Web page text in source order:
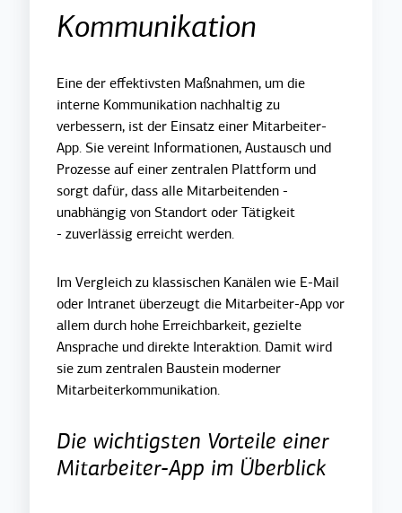
Kommunikation
Eine der effektivsten Maßnahmen, um die
interne Kommunikation nachhaltig zu
verbessern, ist der Einsatz einer Mitarbeiter-
App. Sie vereint Informationen, Austausch und
Prozesse auf einer zentralen Plattform und
sorgt dafür, dass alle Mitarbeitenden -
unabhängig von Standort oder Tätigkeit
- zuverlässig erreicht werden.
Im Vergleich zu klassischen Kanälen wie E-Mail
oder Intranet überzeugt die Mitarbeiter-App vor
allem durch hohe Erreichbarkeit, gezielte
Ansprache und direkte Interaktion. Damit wird
sie zum zentralen Baustein moderner
Mitarbeiterkommunikation.
Die wichtigsten Vorteile einer
Mitarbeiter-App im Überblick